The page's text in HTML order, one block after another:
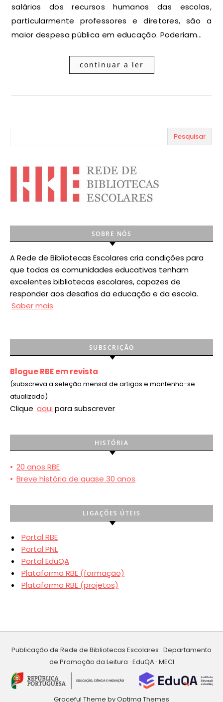
salários dos recursos humanos das escolas,
particularmente professores e diretores, são a
maior despesa pública em educação. Poderiam…
continuar a ler
Pesquisar
SOBRE NÓS
A Rede de Bibliotecas Escolares cria condições para
que todas as comunidades educativas tenham
excelentes bibliotecas escolares, capazes de
responder aos desafios da educação e da escola.
Saber mais
SUBSCRIÇÃO
Blogue RBE em revista
(subscreva a seleção mensal de artigos e mantenha-se
atualizado)
Clique aqui para subscrever
HISTÓRIA
• 20 anos RBE
• Breve história de quase 30 anos
LIGAÇÕES ÚTEIS
Portal RBE
Portal PNL
Portal EduQA
Plataforma RBE (formação)
Plataforma RBE (projetos)
Publicação de Rede de Bibliotecas Escolares · Departamento
de Promoção da Leitura · EduQA · MECI
Graceful Theme byOptima Themes